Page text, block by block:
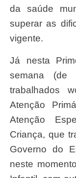
da saúde
superar as
vigente.
Já nesta Primeira Etapa, que ocorre nesta
semana
trabalhados
Atenção
Atenção
Criança, que
Governo do
neste